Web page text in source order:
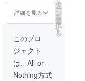
す。ま
た、交
通費は
自己負
担とな
りま
す。) ・
コー
ヒー豆
（ラオ
兼食事
会への
招待
(2019年
2月と5
月に都
内にて2
回の開
催を予
定して
詳細を見る
タ
ー
ン
を
選
択
す
る
このプロ
ジェクト
は、All-or-
Nothing方式